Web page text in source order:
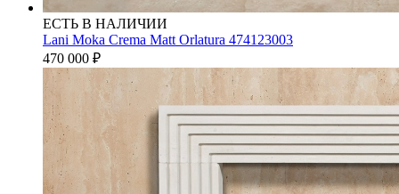
ЕСТЬ В НАЛИЧИИ
Lani Moka Crema Matt Orlatura 474123003
470 000 ₽